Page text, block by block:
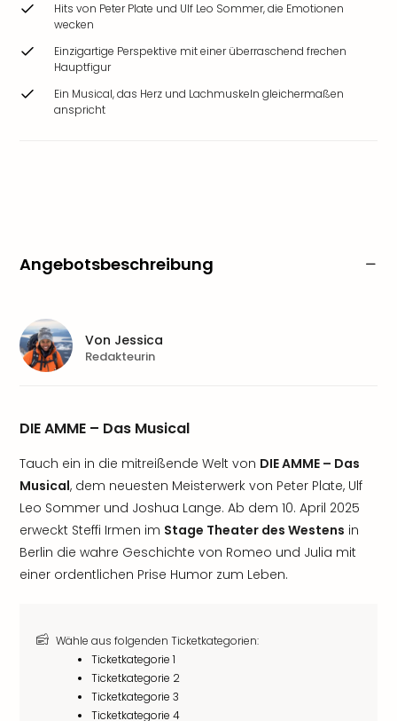
Hits von Peter Plate und Ulf Leo Sommer, die Emotionen
wecken
Einzigartige Perspektive mit einer überraschend frechen
Hauptfigur
Ein Musical, das Herz und Lachmuskeln gleichermaßen
anspricht
Angebotsbeschreibung
DIE AMME – Das Musical
Tauch ein in die mitreißende Welt von DIE AMME – Das
Musical, dem neuesten Meisterwerk von Peter Plate, Ulf
Leo Sommer und Joshua Lange. Ab dem 10. April 2025
erweckt Steffi Irmen im Stage Theater des Westens in
Berlin die wahre Geschichte von Romeo und Julia mit
einer ordentlichen Prise Humor zum Leben.
Wähle aus folgenden Ticketkategorien:
Ticketkategorie 1
Ticketkategorie 2
Ticketkategorie 3
Ticketkategorie 4
Von Jessica
Redakteurin